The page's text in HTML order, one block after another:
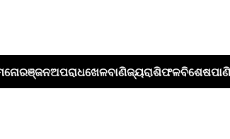
ଅପରାଧଖେଳବାଣିଜ୍ୟରାଶିଫଳବିଶେଷ